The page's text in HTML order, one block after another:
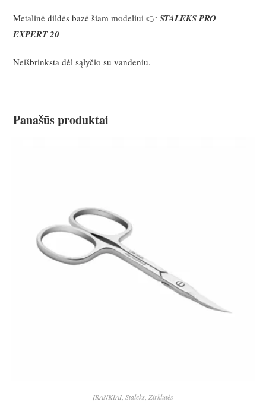
Metalinė dildės bazė šiam modeliui 👉STALEKS PRO
EXPERT 20
Neišbrinksta dėl sąlyčio su vandeniu.
Panašūs produktai
ĮRANKIAI Staleks Žirklutės